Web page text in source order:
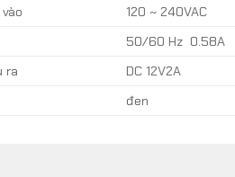
120 ~ 240VAC
50/60 Hz 0.58A
ra
DC 12V2A
đen